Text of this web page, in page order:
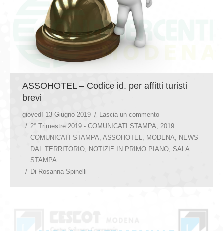
ASSOHOTEL – Codice id. per affitti turisti
brevi
giovedì 13 Giugno 2019
Lascia un commento
2° Trimestre 2019 - COMUNICATI STAMPA, 2019
COMUNICATI STAMPA, ASSOHOTEL, MODENA, NEWS
DAL TERRITORIO, NOTIZIE IN PRIMO PIANO, SALA
STAMPA
Di Rosanna Spinelli